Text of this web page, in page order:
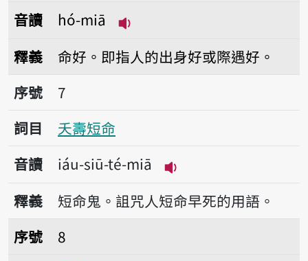
音讀
hó-miā
釋義
命好。即指人的出身好或際遇好。
序號7夭壽短命
序號
7
詞目
夭壽短命
音讀
iáu-siū-té-miā
播放音讀iáu-siū-té-
釋義
短命鬼。詛咒人短命早死的用語。
序號8饒命
序號
8